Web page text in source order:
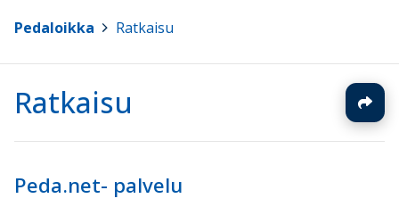
Pedaloikka Ratkaisu
Ratkaisu
Peda.net- palvelu